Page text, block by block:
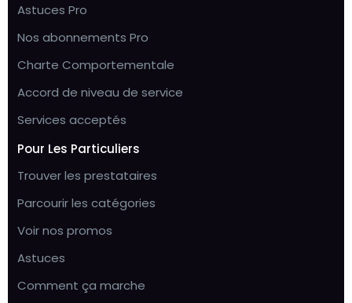
Astuces Pro
Nos abonnements Pro
Charte Comportementale
Accord de niveau de service
Services acceptés
Pour Les Particuliers
Trouver les prestataires
Parcourir les catégories
Voir nos promos
Astuces
Comment ça marche